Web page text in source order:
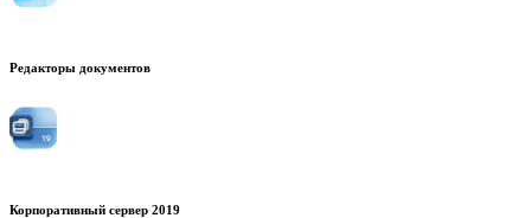
Редакторы документов
Корпоративный сервер 2019